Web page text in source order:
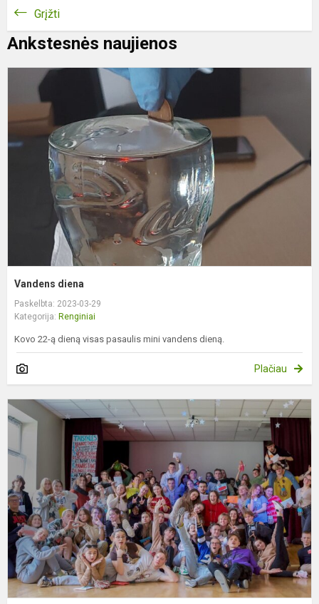
Grįžti
Ankstesnės naujienos
Vandens diena
Paskelbta: 2023-03-29
Kategorija: Renginiai
Kovo 22-ą dieną visas pasaulis mini vandens dieną.
Plačiau